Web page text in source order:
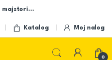
majstori…
Katalog Moj nalog
0